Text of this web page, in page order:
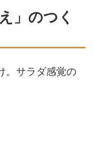
」のつく
。サラダ感覚の